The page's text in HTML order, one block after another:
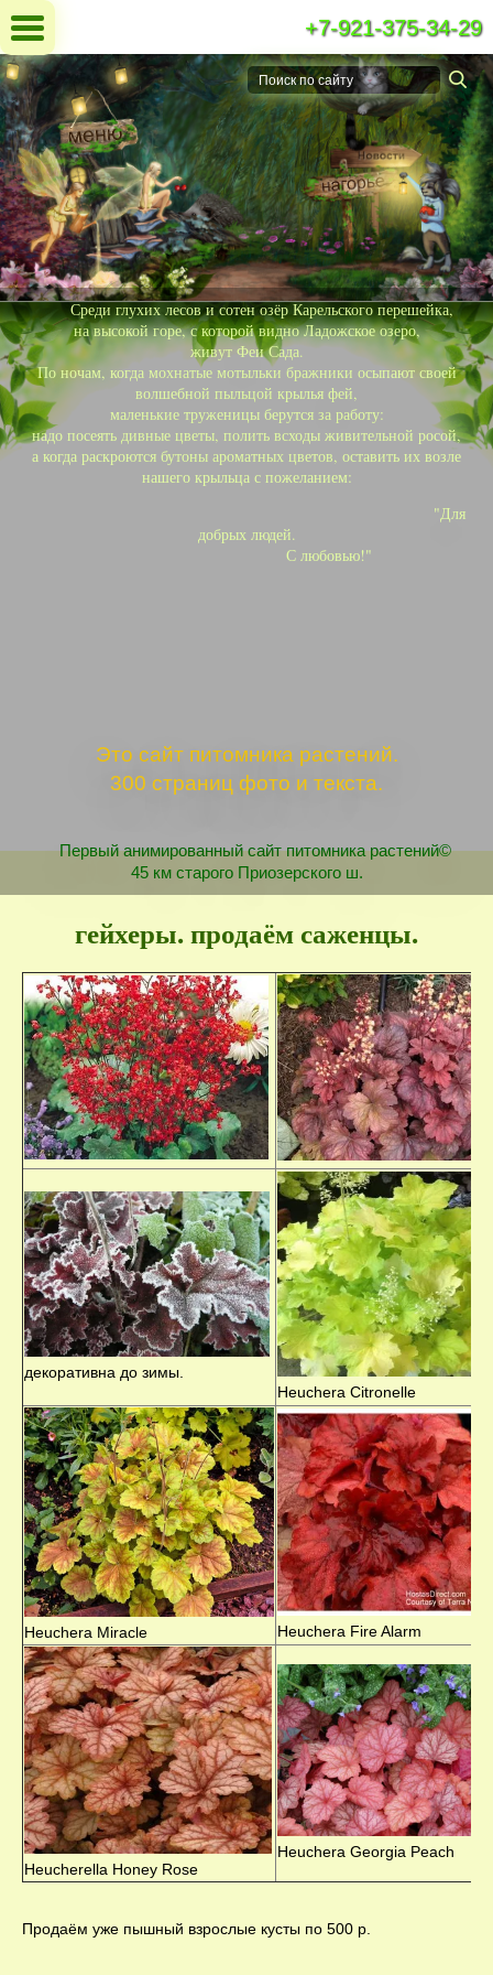
Среди глухих лесов и сотен озёр Карельского перешейка,
на высокой горе, с которой видно Ладожское озеро,
живут Феи Сада.
По ночам, когда мохнатые мотыльки бражники осыпают своей
волшебной пыльцой крылья фей,
маленькие труженицы берутся за работу:
надо посеять дивные цветы, полить всходы живительной росой,
а когда раскроются бутоны ароматных цветов, оставить их возле
нашего крыльца с пожеланием:
"Для
добрых людей.
С любовью!"
Это сайт питомника растений.
300 страниц фото и текста.
Первый анимированный сайт питомника растений©
45 км старого Приозерского ш.
гейхеры. продаём саженцы.
декоративна до зимы.
Heuchera Citronelle
Heuchera Miracle Heuchera Fire Alarm
Heucherella Honey Rose
Heuchera Georgia Peach
Продаём уже пышный взрослые кусты по 500 р.
+7-921-375-34-29